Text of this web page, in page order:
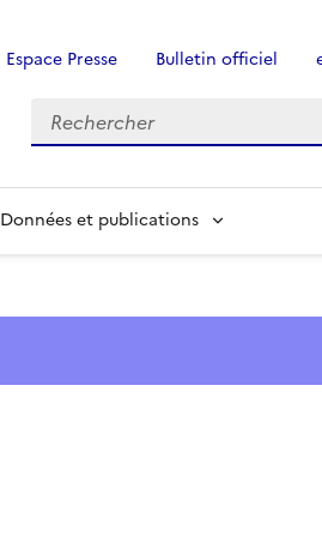
Espace Presse Bulletin officiel
Données et publications